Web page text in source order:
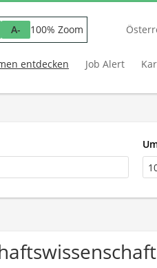
A- 100% Zoom
entdecken Job Alert